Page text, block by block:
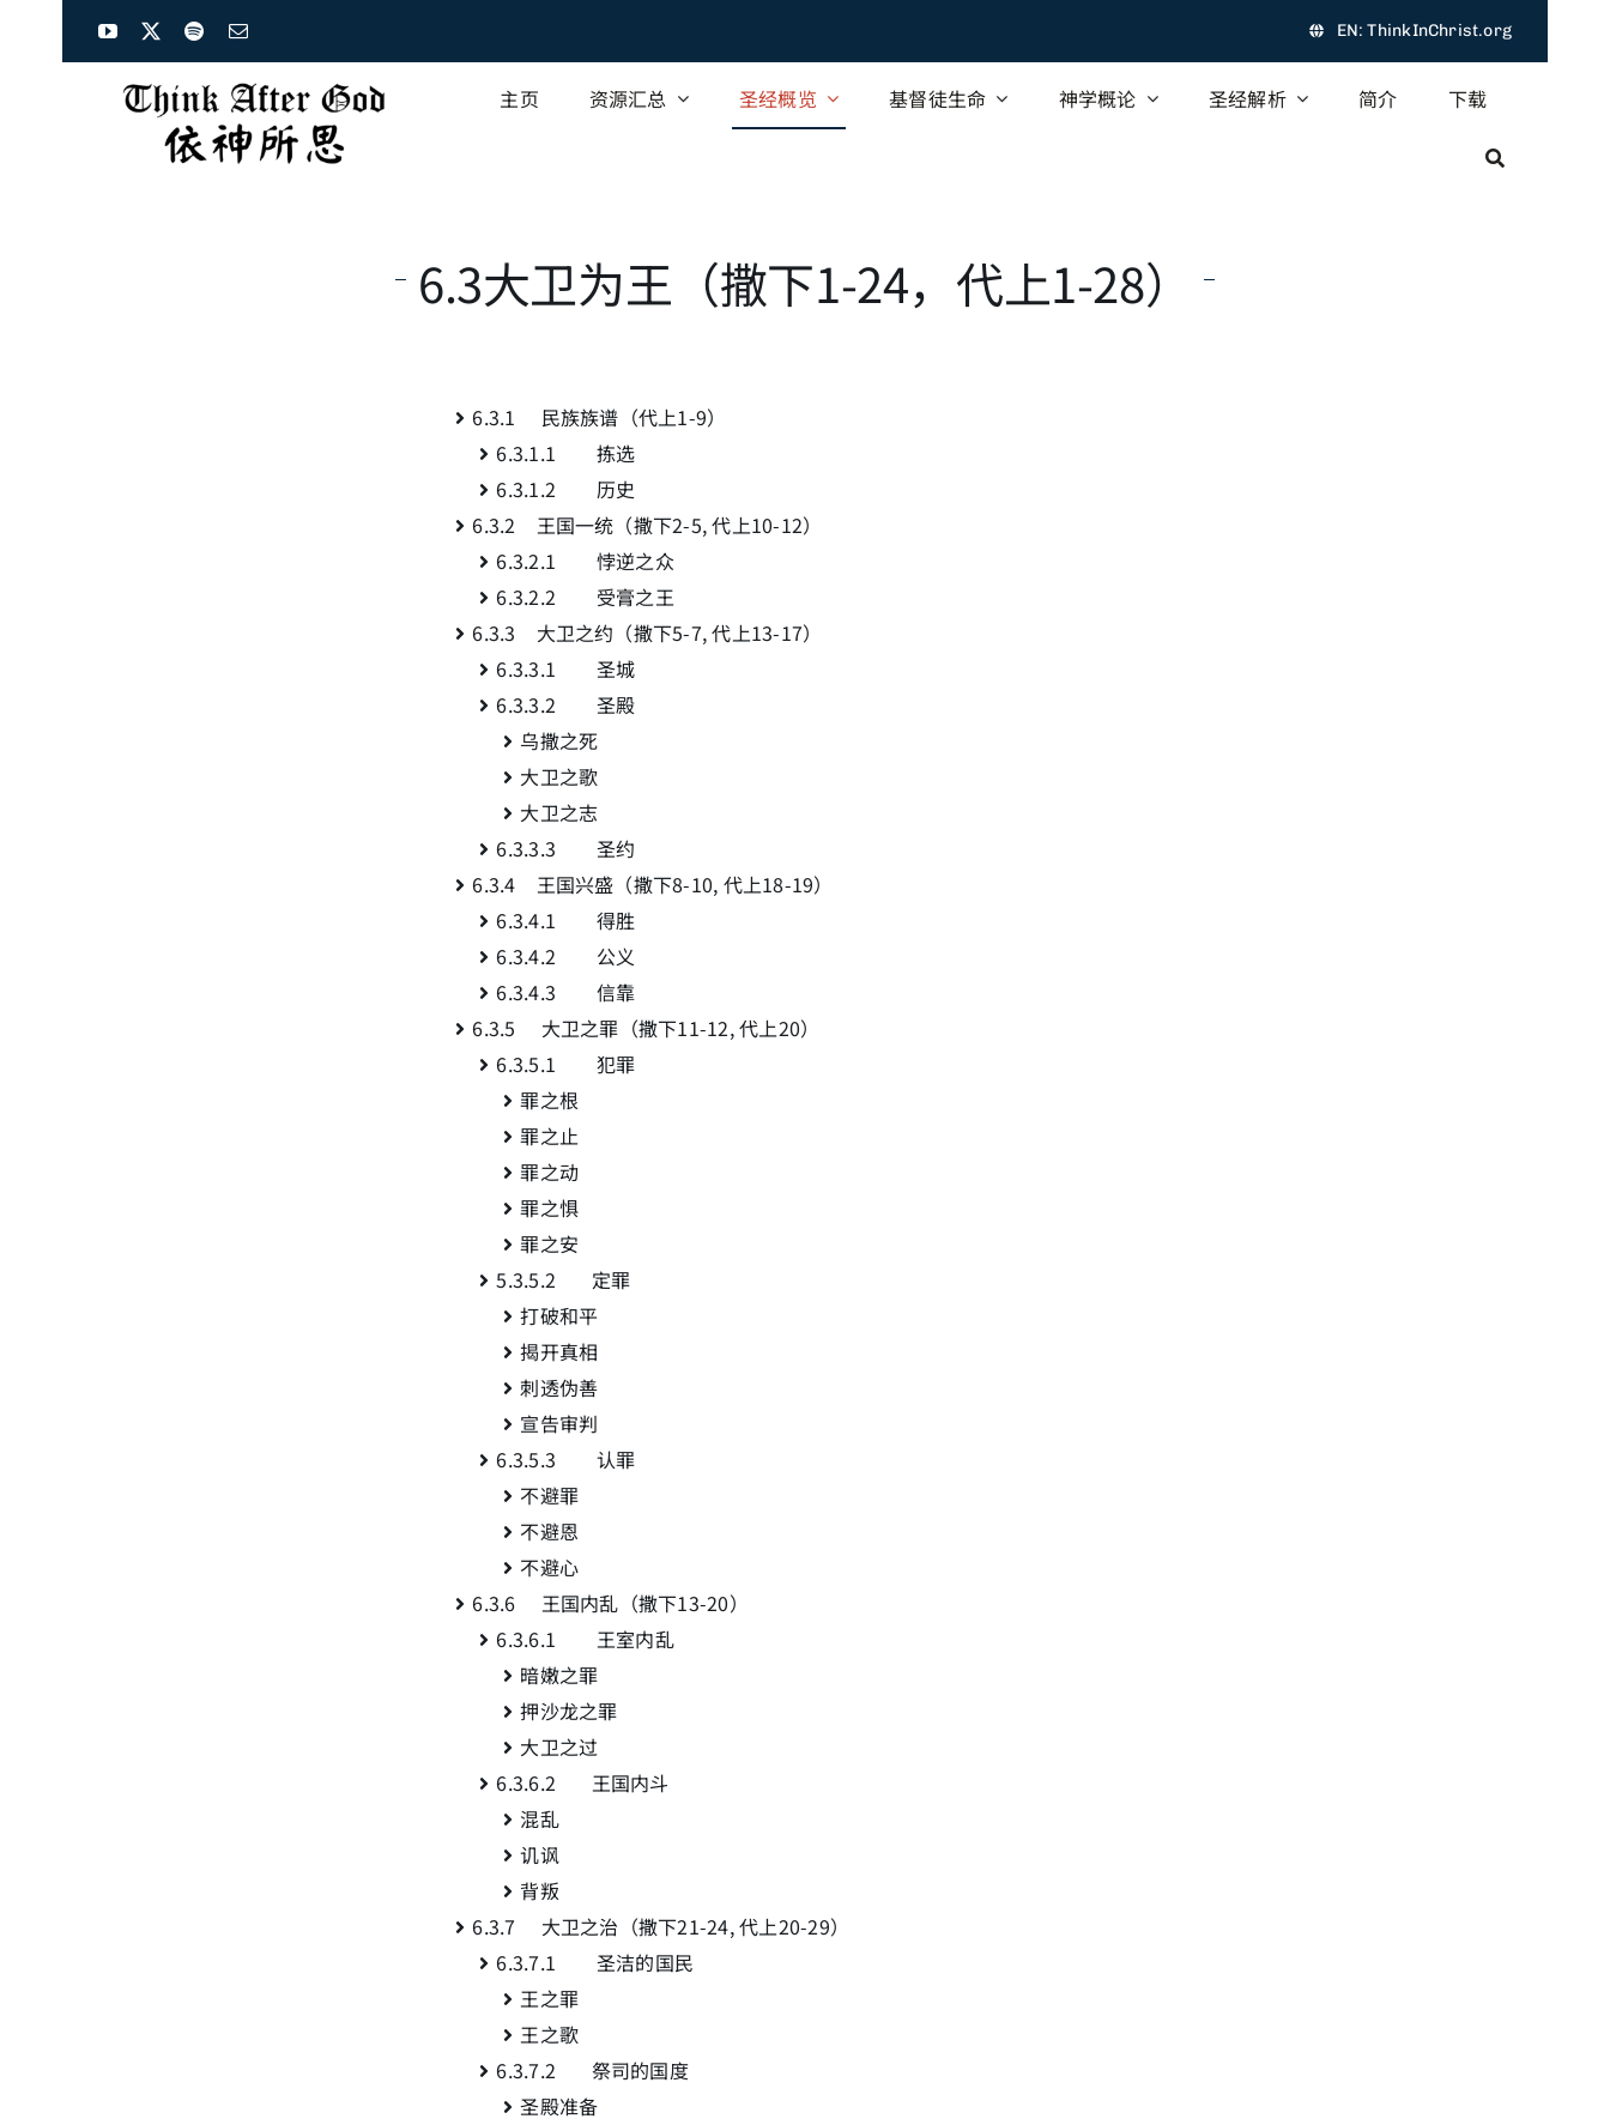
EN: ThinkInChrist.org
主页 资源汇总 圣经概览 基督徒生命 神学概论 圣经解析 简介 下载
6.3大卫为王（撒下1-24，代上1-28）
6.3.1 民族族谱（代上1-9）
6.3.1.1 拣选
6.3.1.2 历史
6.3.2 王国一统（撒下2-5, 代上10-12）
6.3.2.1 悖逆之众
6.3.2.2 受膏之王
6.3.3 大卫之约（撒下5-7, 代上13-17）
6.3.3.1 圣城
6.3.3.2 圣殿
乌撒之死
大卫之歌
大卫之志
6.3.3.3 圣约
6.3.4 王国兴盛（撒下8-10, 代上18-19）
6.3.4.1 得胜
6.3.4.2 公义
6.3.4.3 信靠
6.3.5 大卫之罪（撒下11-12, 代上20）
6.3.5.1 犯罪
罪之根
罪之止
罪之动
罪之惧
罪之安
5.3.5.2 定罪
打破和平
揭开真相
刺透伪善
宣告审判
6.3.5.3 认罪
不避罪
不避恩
不避心
6.3.6 王国内乱（撒下13-20）
6.3.6.1 王室内乱
暗嫩之罪
押沙龙之罪
大卫之过
6.3.6.2 王国内斗
混乱
讥讽
背叛
6.3.7 大卫之治（撒下21-24, 代上20-29）
6.3.7.1 圣洁的国民
王之罪
王之歌
6.3.7.2 祭司的国度
圣殿准备